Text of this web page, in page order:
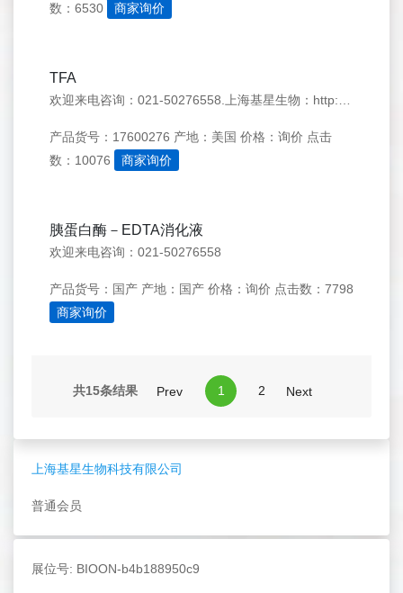
上海基星生物科技有限公司
普通会员
展位号: BIOON-b4b188950c9
数：6530
商家询价
TFA
产品货号：17600276 产地：美国 价格：询价 点击
数：10076
商家询价
胰蛋白酶－EDTA消化液
欢迎来电咨询：021-50276558
产品货号：国产 产地：国产 价格：询价 点击数：7798
商家询价
共15条结果 Prev 1 2 Next